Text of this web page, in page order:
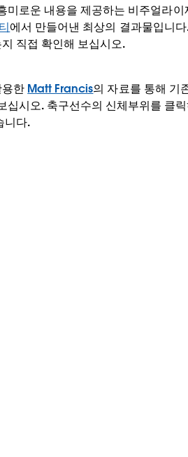
미로운 내용을 제공하는 비주얼라
에서 만들어낸 최상의 결과물입니
직접 확인해 보십시오.
한 Matt Francis의 자료를 통해 기
시오. 축구선수의 신체부위를 클
니다.